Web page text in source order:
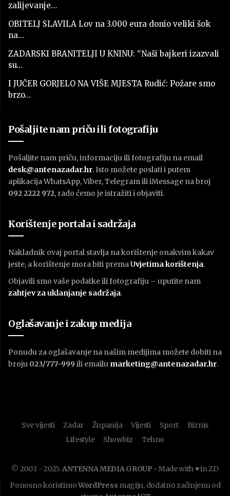
zalijevanje…
OBITELJ SLAVILA Lov na 3.000 eura donio veliki šok
na…
ZADARSKI BRANITELJI U KNINU: “Naši bajkeri izazvali
su…
I JUČER GORJELO NA VIŠE MJESTA Rudić: Požare smo
brzo…
Pošaljite nam priču ili fotografiju
Pošaljite nam priču, informaciju ili fotografiju na email
desk@antenazadar.hr. Isto možete poslati i putem
aplikacija WhatsApp, Viber, Telegram ili iMessage na broj
092 2222 972, rado ćemo je istražiti i objaviti.
Korištenje portala i sadržaja
Nakladnik ovaj portal stavlja na korištenje onakvim kakav
jeste, a korištenje mora biti premaUvjetima korištenja.
Objavili smo vaše podatke ili fotografiju – uputite nam
zahtjev za uklanjanje sadržaja.
Oglašavanje i zakup medija
Ponudu za oglašavanje na našim medijima možete dobiti na
broju 023/777-999 ili emailu marketing@antenazadar.hr.
Sve vijesti Zadar Županija Vijesti Sport
Biznis
Lifestyle
Showbiz Tehno
© 2007. - 2025.ANTENNA MEDIA GROUP • Made with ♥ in ZD
Ponosno koristimoWordPress magiju, dodatno začinjenu od